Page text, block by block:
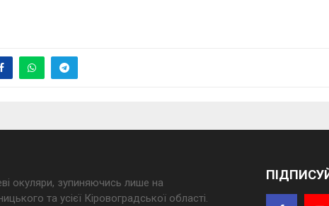
окуляри, зупиняючись лише на
та усієї Кіровоградської області.